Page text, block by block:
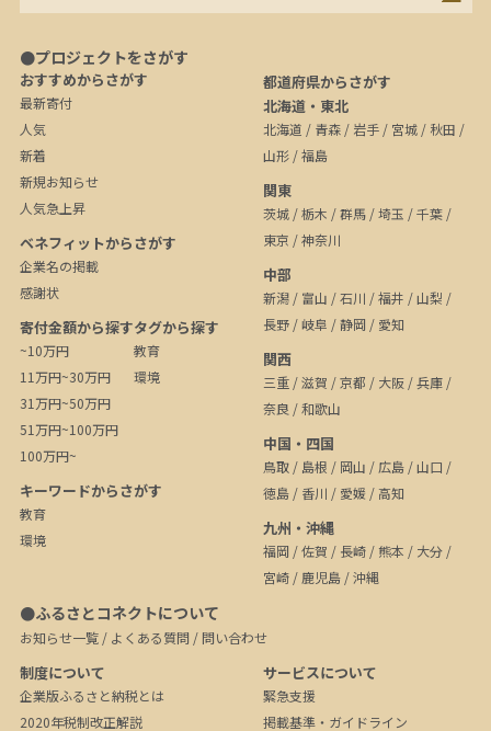
●プロジェクトをさがす
おすすめからさがす
最新寄付
人気
新着
新規お知らせ
人気急上昇
ベネフィットからさがす
企業名の掲載
感謝状
寄付金額から探す
~10万円
11万円~30万円
31万円~50万円
51万円~100万円
100万円~
タグから探す
教育
環境
キーワードからさがす
教育
環境
都道府県からさがす
北海道・東北
北海道 / 青森 / 岩手 / 宮城 / 秋田 /
山形 /福島
関東
茨城 /栃木 /群馬 /埼玉 /千葉 /
東京 /神奈川
中部
新潟 / 富山 /石川 /福井 /山梨 /
長野 /岐阜 /静岡 / 愛知
関西
三重 /滋賀 /京都 / 大阪 /兵庫 /
奈良 /和歌山
中国・四国
鳥取 / 島根 / 岡山 / 広島 /山口 /
徳島 / 香川 / 愛媛 /高知
九州・沖縄
福岡 /佐賀 / 長崎 /熊本 / 大分 /
宮崎 / 鹿児島 /沖縄
●ふるさとコネクトについて
お知らせ一覧/ よくある質問 / 問い合わせ
制度について
企業版ふるさと納税とは
2020年税制改正解説
サービスについて
緊急支援
掲載基準・ガイドライン